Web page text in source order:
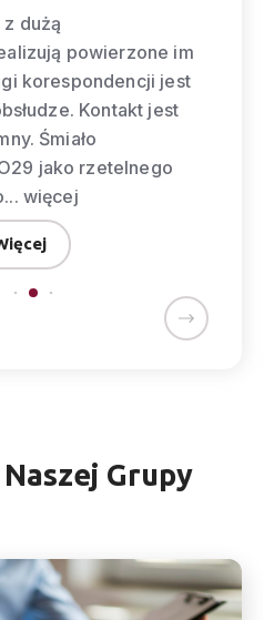
elastyczność,
niektóre z cech
gotowość do
obrazu
Naszej Grupy